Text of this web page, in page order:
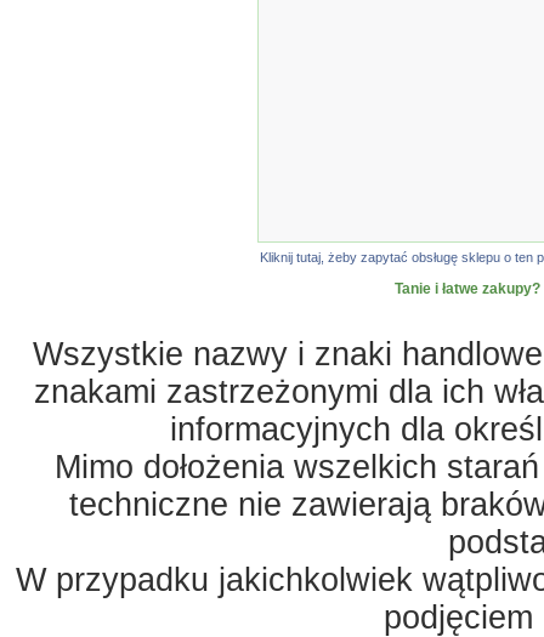
Kliknij tutaj, żeby zapytać obsługę sklepu o
Tanie i łatwe
Wszystkie nazwy i znaki
znakami zastrzeżonymi dla ich
informacyjnych dla
Mimo dołożenia wszelkich
techniczne nie zawierają
W przypadku jakichkolwiek